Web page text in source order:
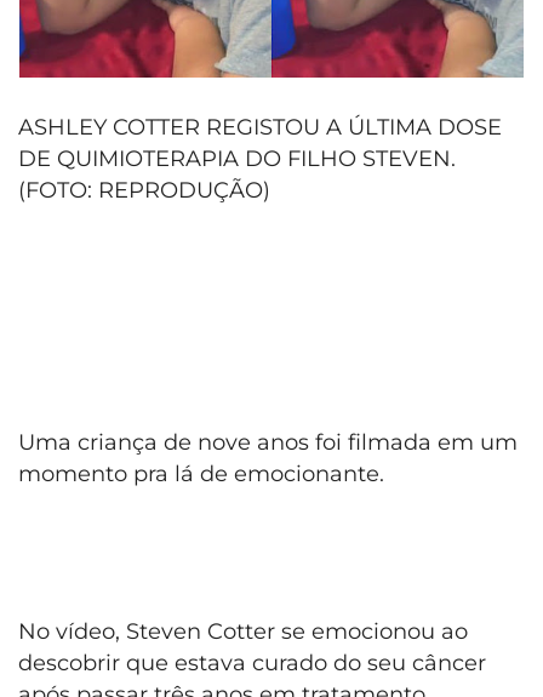
ASHLEY COTTER REGISTOU A ÚLTIMA DOSE
DE QUIMIOTERAPIA DO FILHO STEVEN.
(FOTO: REPRODUÇÃO)
Uma criança de nove anos foi filmada em um
momento pra lá de emocionante.
No vídeo, Steven Cotter se emocionou ao
descobrir que estava curado do seu câncer